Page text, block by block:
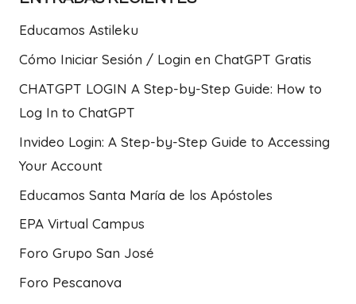
Educamos Astileku
Cómo Iniciar Sesión / Login en ChatGPT Gratis
CHATGPT LOGIN A Step-by-Step Guide: How to
Log In to ChatGPT
Invideo Login: A Step-by-Step Guide to Accessing
Your Account
Educamos Santa María de los Apóstoles
EPA Virtual Campus
Foro Grupo San José
Foro Pescanova